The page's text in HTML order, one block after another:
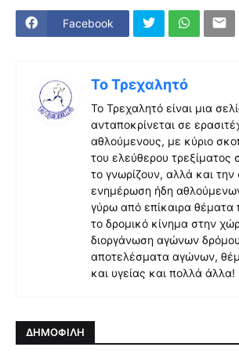
Facebook
Το Τρεχαλητό
Το Τρεχαλητό είναι μια
ανταποκρίνεται σε
αθλούμενους, με κύριο
του ελεύθερου τρεξίματος
το γνωρίζουν, αλλά και την
ενημέρωση ήδη
γύρω από επίκαιρα θέματα
το δρομικό κίνημα στην
διοργάνωση αγώνων
αποτελέσματα αγώνων,
και υγείας και πολλά άλλα!
ΔΗΜΟΦΙΛΗ